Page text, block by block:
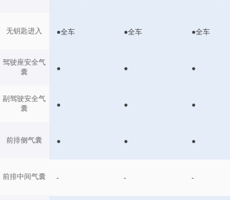
无钥匙进入
驾驶座安全气
囊
副驾驶安全气
囊
前排侧气囊
前排中间气囊
●全车 ●全车 ●全车
● ● ●
● ● ●
● ● ●
- - -